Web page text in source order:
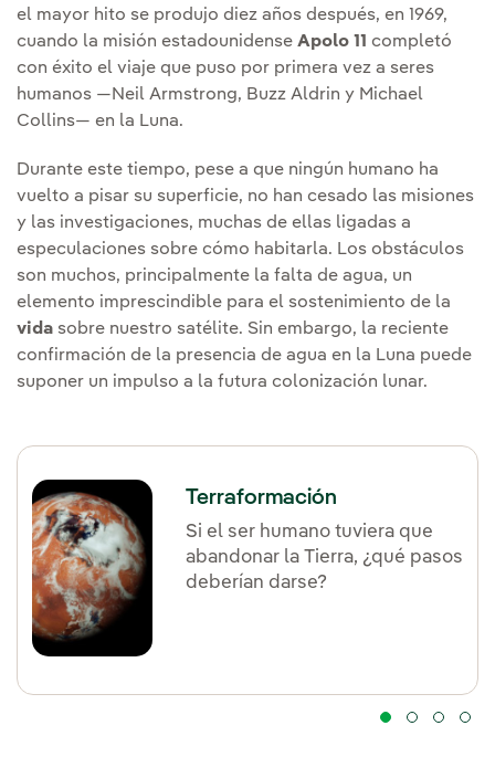
el mayor hito se produjo diez años después, en 1969,
cuando la misión estadounidense Apolo 11 completó
con éxito el viaje que puso por primera vez a seres
humanos —Neil Armstrong, Buzz Aldrin y Michael
Collins— en la Luna.
Durante este tiempo, pese a que ningún humano ha
vuelto a pisar su superficie, no han cesado las misiones
y las investigaciones, muchas de ellas ligadas a
especulaciones sobre cómo habitarla. Los obstáculos
son muchos, principalmente la falta de agua, un
elemento imprescindible para el sostenimiento de la
vida sobre nuestro satélite. Sin embargo, la reciente
confirmación de la presencia de agua en la Luna puede
suponer un impulso a la futura colonización lunar.
Terraformación
Si el ser humano tuviera que
abandonar la Tierra, ¿qué pasos
deberían darse?